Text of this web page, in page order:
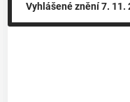
Vyhlášené znění7. 11.